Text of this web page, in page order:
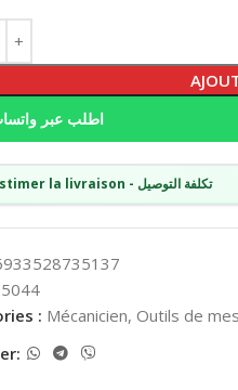
اطلب عبر
🚚 Estimer la livraison - تكلفة التوصيل
: Mécanicien, Outils de